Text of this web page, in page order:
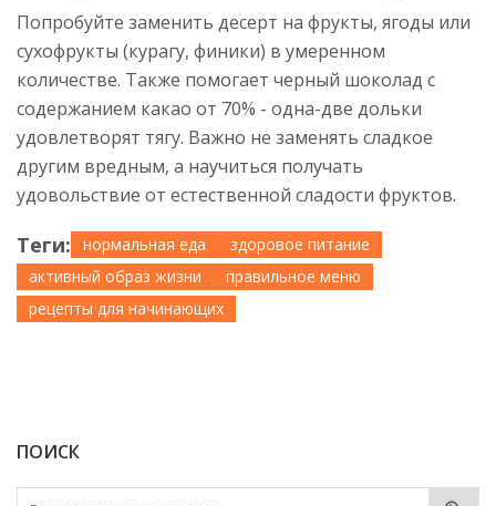
ПОИСК
Попробуйте заменить десерт на фрукты, ягоды или
сухофрукты (курагу, финики) в умеренном
количестве. Также помогает черный шоколад с
содержанием какао от 70% - одна-две дольки
удовлетворят тягу. Важно не заменять сладкое
другим вредным, а научиться получать
удовольствие от естественной сладости фруктов.
Теги: нормальная еда
здоровое питание
активный образ жизни
правильное меню
рецепты для начинающих